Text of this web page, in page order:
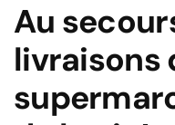
Au
livraisons